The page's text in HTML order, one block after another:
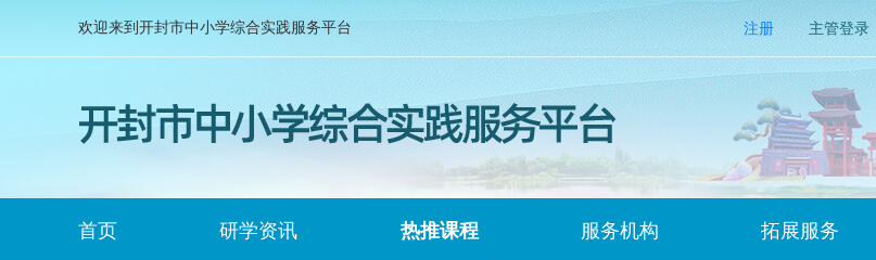
欢迎来到开封市中小学综合实践服务平台 注册 主管登录
首页 研学资讯 热推课程 服务机构 拓展服务